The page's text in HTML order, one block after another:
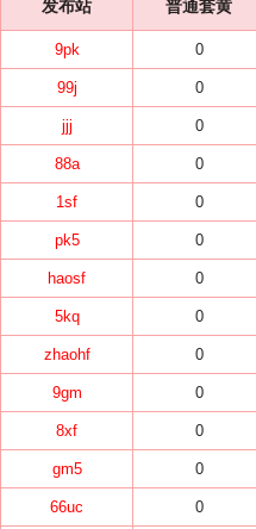
发布站 普通套黄
9pk 0
99j 0
jjj 0
88a 0
1sf 0
pk5 0
haosf 0
5kq 0
zhaohf 0
9gm 0
8xf 0
gm5 0
66uc 0